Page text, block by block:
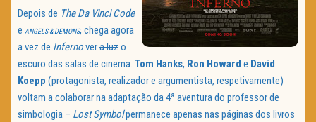
Depois de The Da Vinci Code
e ANGELS & DEMONS, chega agora
a vez de Infernovera luzo
escuro das salas de cinema. Tom Hanks, Ron Howard e David
Koepp (protagonista, realizador e argumentista, respetivamente)
voltam a colaborar na adaptação da 4ª aventura do professor de
simbologia – Lost Symbolpermanece apenas nas páginas dos livros